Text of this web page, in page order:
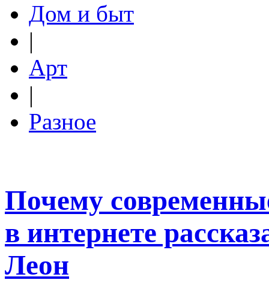
Дом и быт
|
Арт
|
Разное
Почему
в интернете
Леон